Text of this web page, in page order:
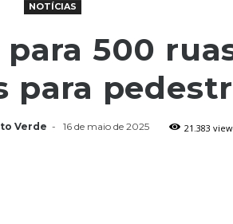
NOTÍCIAS
500
para
Verde - 16 de maio de 2025 21.383